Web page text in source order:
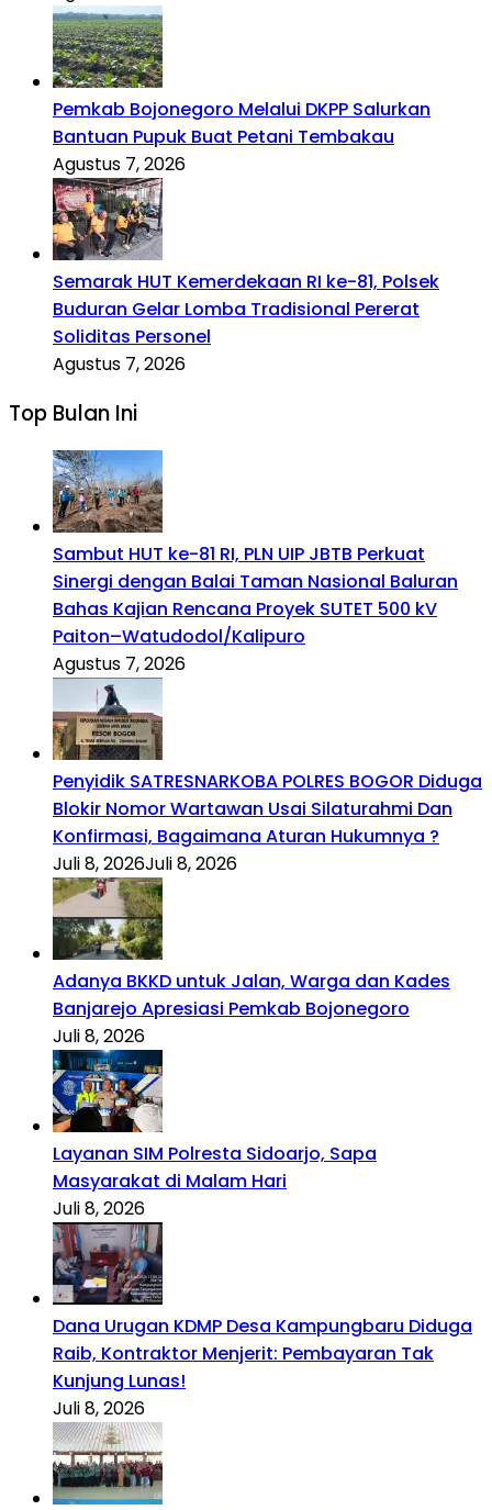
Pemkab Bojonegoro Melalui DKPP Salurkan
Bantuan Pupuk Buat Petani Tembakau
Agustus 7, 2026
Semarak HUT Kemerdekaan RI ke-81, Polsek
Buduran Gelar Lomba Tradisional Pererat
Soliditas Personel
Agustus 7, 2026
Top Bulan Ini
Sambut HUT ke-81 RI, PLN UIP JBTB Perkuat
Sinergi dengan Balai Taman Nasional Baluran
Bahas Kajian Rencana Proyek SUTET 500 kV
Paiton–Watudodol/Kalipuro
Agustus 7, 2026
Penyidik SATRESNARKOBA POLRES BOGOR Diduga
Blokir Nomor Wartawan Usai Silaturahmi Dan
Konfirmasi, Bagaimana Aturan Hukumnya ?
Juli 8, 2026Juli 8, 2026
Adanya BKKD untuk Jalan, Warga dan Kades
Banjarejo Apresiasi Pemkab Bojonegoro
Juli 8, 2026
Layanan SIM Polresta Sidoarjo, Sapa
Masyarakat di Malam Hari
Juli 8, 2026
Dana Urugan KDMP Desa Kampungbaru Diduga
Raib, Kontraktor Menjerit: Pembayaran Tak
Kunjung Lunas!
Juli 8, 2026